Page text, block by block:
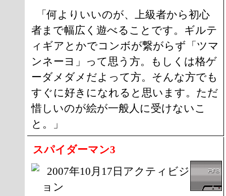
「何よりいいのが、上級者から初心
者まで幅広く遊べることです。ギルテ
ィギアとかでコンボが繋がらず「ツマ
ンネーヨ」って思う方。もしくは格ゲ
ーダメダメだよって方。そんな方でも
すぐに好きになれると思います。ただ
惜しいのが絵が一般人に受けないこ
と。」
スパイダーマン3
2007年10月17日アクティビジ
ョン